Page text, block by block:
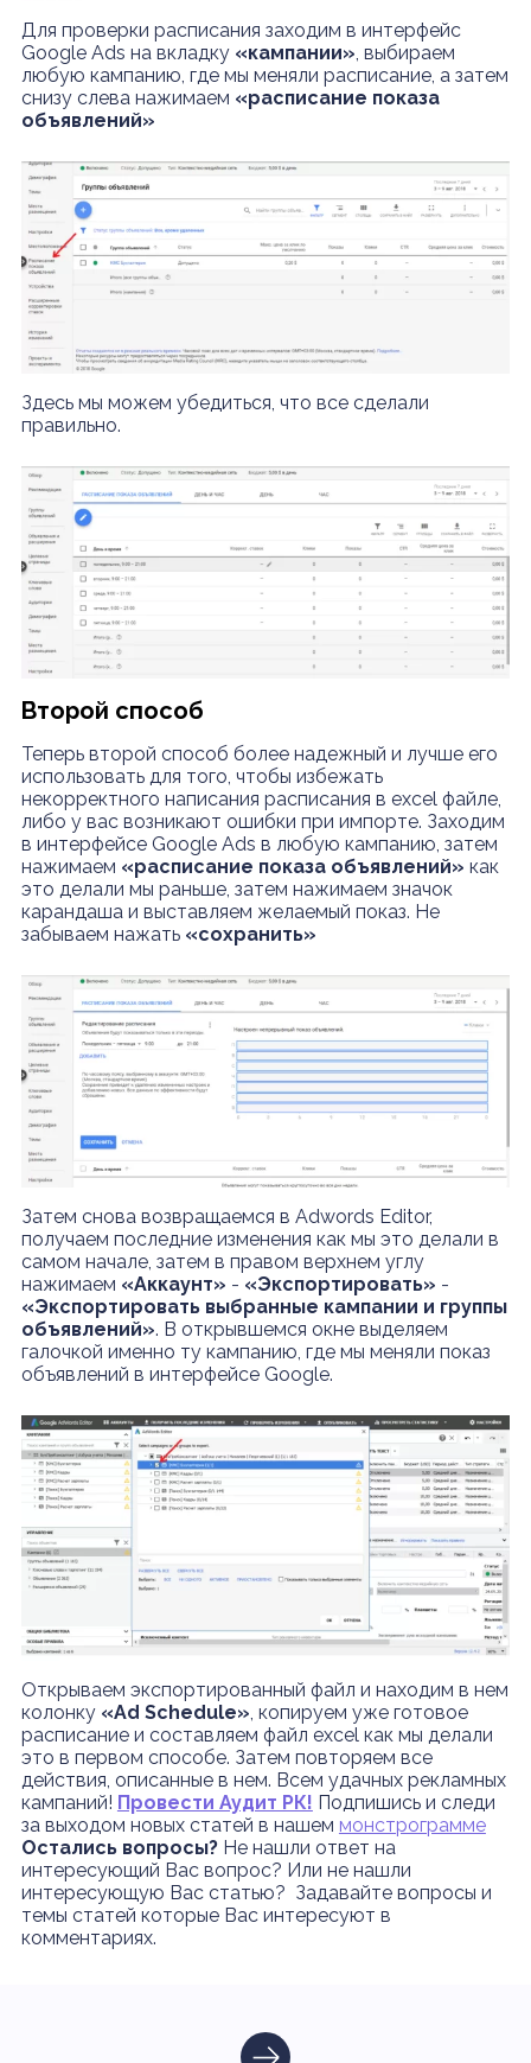
Для проверки расписания заходим в интерфейс
Google Ads на вкладку «кампании» , выбираем
любую кампанию, где мы меняли расписание, а затем
снизу слева нажимаем «расписание показа
объявлений»
Здесь мы можем убедиться, что все сделали
правильно.
Второй способ
Теперь второй способ более надежный и лучше его
использовать для того, чтобы избежать
некорректного написания расписания в excel файле,
либо у вас возникают ошибки при импорте. Заходим
в интерфейсе Google Ads в любую кампанию, затем
нажимаем «расписание показа объявлений» как
это делали мы раньше, затем нажимаем значок
карандаша и выставляем желаемый показ. Не
забываем нажать «сохранить»
Затем снова возвращаемся в Adwords Editor,
получаем последние изменения как мы это делали в
самом начале, затем в правом верхнем углу
нажимаем «Аккаунт» - «Экспортировать» -
«Экспортировать выбранные кампании и группы
объявлений». В открывшемся окне выделяем
галочкой именно ту кампанию, где мы меняли показ
объявлений в интерфейсе Google.
Открываем экспортированный файл и находим в нем
колонку «Ad Schedule», копируем уже готовое
расписание и составляем файл excel как мы делали
это в первом способе. Затем повторяем все
действия, описанные в нем. Всем удачных рекламных
кампаний! Провести Аудит РК! Подпишись и следи
за выходом новых статей в нашем монстрограмме
Остались вопросы?Не нашли ответ на
интересующий Вас вопрос? Или не нашли
интересующую Вас статью? Задавайте вопросы и
темы статей которые Вас интересуют в
комментариях.